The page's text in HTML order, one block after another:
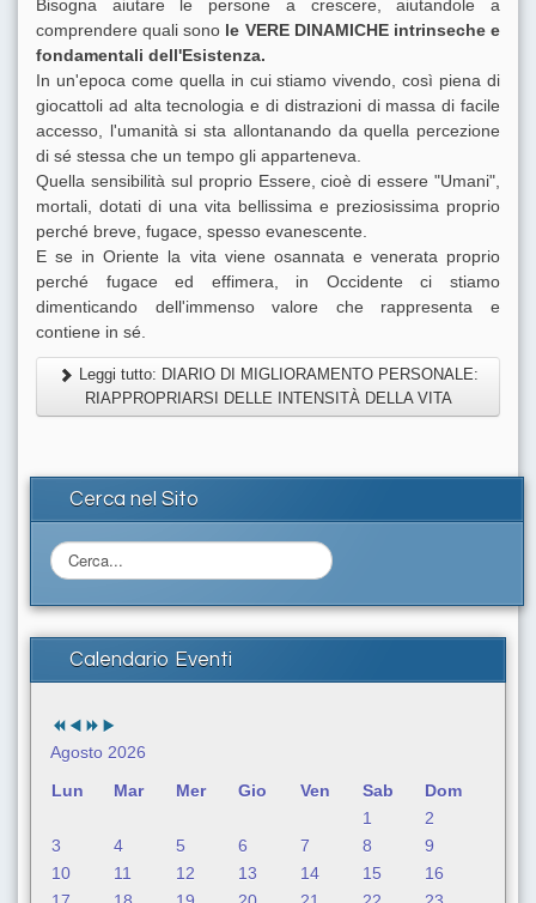
Bisogna aiutare le persone a crescere, aiutandole a
comprendere quali sono le VERE DINAMICHE intrinseche e
fondamentali dell'Esistenza.
In un'epoca come quella in cui stiamo vivendo, così piena di
giocattoli ad alta tecnologia e di distrazioni di massa di facile
accesso, l'umanità si sta allontanando da quella percezione
di sé stessa che un tempo gli apparteneva.
Quella sensibilità sul proprio Essere, cioè di essere "Umani",
mortali, dotati di una vita bellissima e preziosissima proprio
perché breve, fugace, spesso evanescente.
E se in Oriente la vita viene osannata e venerata proprio
perché fugace ed effimera, in Occidente ci stiamo
dimenticando dell'immenso valore che rappresenta e
contiene in sé.
Leggi tutto: DIARIO DI MIGLIORAMENTO PERSONALE:
RIAPPROPRIARSI DELLE INTENSITÀ DELLA VITA
Cerca nel Sito
C
e
Calendario Eventi
Agosto 2026
Lun
Mar Mer Gio Ven Sab
Dom
1
2
3
4 5 6 7 8
9
10
11 12 13 14 15
16